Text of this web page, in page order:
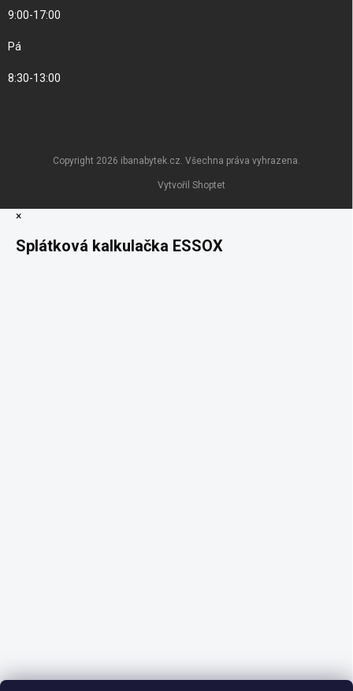
9:00-17:00
Pá
8:30-13:00
Vytvořil Shoptet
Copyright 2026 ibanabytek.cz. Všechna práva vyhrazena.
×
Splátková kalkulačka ESSOX